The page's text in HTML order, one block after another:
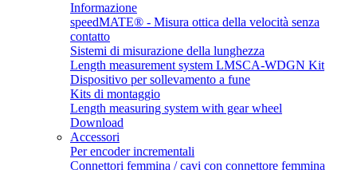
Informazione
speedMATE® - Misura ottica della velocità senza
contatto
Sistemi di misurazione della lunghezza
Length measurement system LMSCA-WDGN Kit
Dispositivo per sollevamento a fune
Kits di montaggio
Length measuring system with gear wheel
Download
Accessori
Per encoder incrementali
Connettori femmina / cavi con connettore femmina